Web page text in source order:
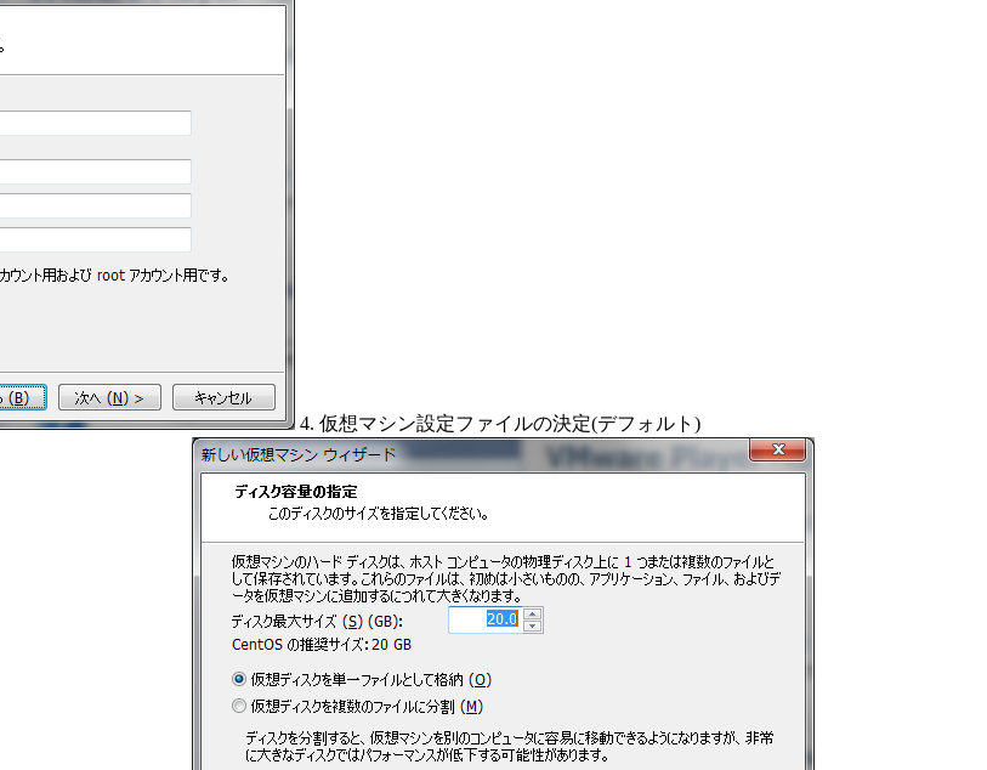
4. 仮想マシン設定ファイルの決定(デフォルト)